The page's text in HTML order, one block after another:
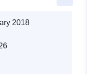
2018